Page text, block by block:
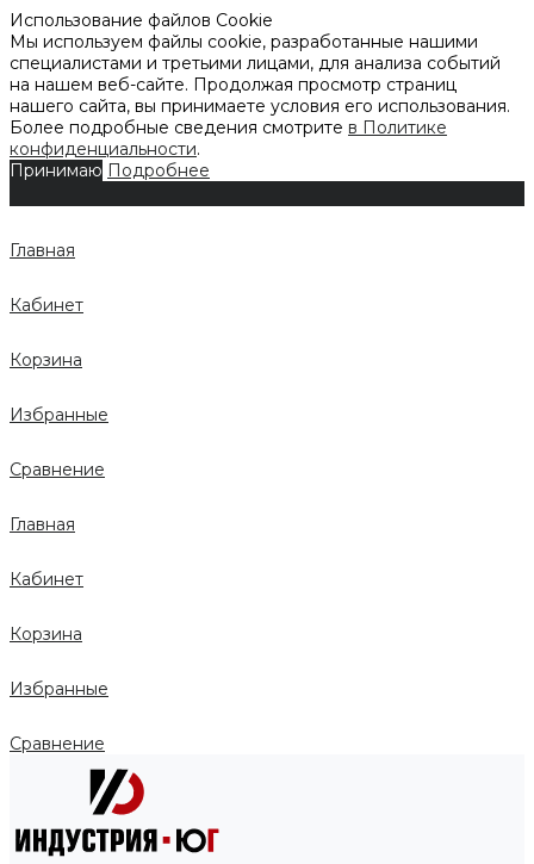
Использование файлов Cookie
Мы используем файлы cookie, разработанные нашими
специалистами и третьими лицами, для анализа событий
на нашем веб-сайте. Продолжая просмотр страниц
нашего сайта, вы принимаете условия его использования.
Более подробные сведения смотрите в Политике
конфиденциальности.
Принимаю Подробнее
Главная
Кабинет
Корзина
Избранные
Сравнение
Главная
Кабинет
Корзина
Избранные
Сравнение